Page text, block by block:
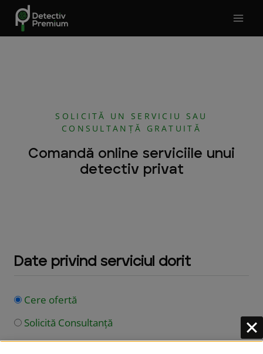
Skip
content
SOLICITĂ UN SERVICIU SAU
CONSULTANȚĂ GRATUITĂ
Comandă online serviciile unui
detectiv privat
Date privind serviciul dorit
Cere ofertă
Solicită Consultanță